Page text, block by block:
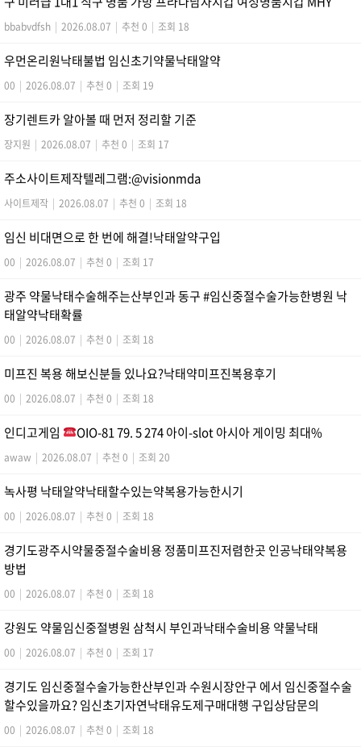
bbabvdfsh | 2026.08.07 | 추천 0 | 조회 18
우먼온리원낙태불법 임신초기약물낙­태알약
00 | 2026.08.07 | 추천 0 | 조회 19
장기렌트카 알아볼 때 먼저 정리할 기준
장지원 | 2026.08.07 | 추천 0 | 조회 17
주소사이트제작텔레그램:@visionmda
사이트제작 | 2026.08.07 | 추천 0 | 조회 18
임신 비대면으로 한 번에 해결!낙­태알약구입
00 | 2026.08.07 | 추천 0 | 조회 17
광주 약물낙태수술해주는산부인과 동구 #임신중절수술가능한병원 낙
태알약낙태확률
00 | 2026.08.07 | 추천 0 | 조회 18
미프진 복용 해보신분들 있나요?낙태약미프진복용후기
00 | 2026.08.07 | 추천 0 | 조회 18
인디­고게­임 OIO-81 79. 5 274 아이-slot 아시아 게이밍 최대%
awaw | 2026.08.07 | 추천 0 | 조회 20
녹사평 낙태알약낙태할수있는약복용가능한시기
00 | 2026.08.07 | 추천 0 | 조회 18
경기도광주시약물중절수술비용 정품미프진저렴한곳 인공낙태약복용
방법
00 | 2026.08.07 | 추천 0 | 조회 18
강원도 약물임신중절병원 삼척시 부인과낙태수술비용 약물낙­태
00 | 2026.08.07 | 추천 0 | 조회 17
경기도 임신중절수술가능한산부인과 수원시장안구 에서 임신중절수술
할수있을까요? 임신초기자연낙태유도제구매대행 구입상담문의
00 | 2026.08.07 | 추천 0 | 조회 18